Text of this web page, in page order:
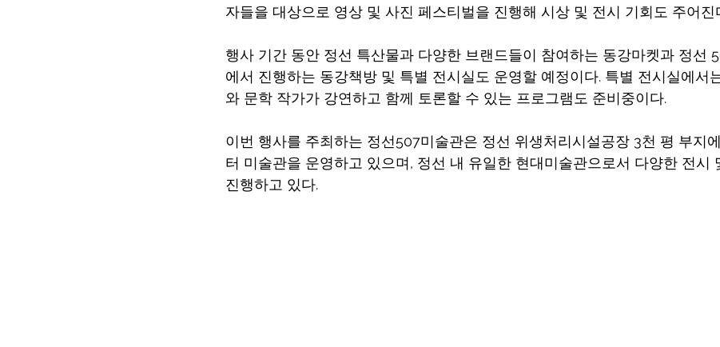
자들을 대상으로 영상 및 사진 페스티벌을 진행해 시상 및 전시 기회도 주어진
행사 기간 동안 정선 특산물과 다양한 브랜드들이 참여하는 동강마켓과 정선
에서 진행하는 동강책방 및 특별 전시실도 운영할 예정이다. 특별 전시실에서
와 문학 작가가 강연하고 함께 토론할 수 있는 프로그램도 준비중이다.
이번 행사를 주최하는 정선507미술관은 정선 위생처리시설공장 3천 평 부지
터 미술관을 운영하고 있으며, 정선 내 유일한 현대미술관으로서 다양한 전시
진행하고 있다.